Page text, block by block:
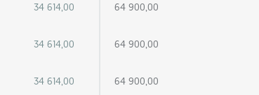
34 614,00 64 900,00
34 614,00 64 900,00
34 614,00 64 900,00